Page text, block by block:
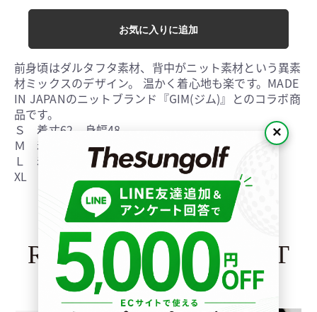
お気に入りに追加
前身頃はダルタフタ素材、背中がニット素材という異素
材ミックスのデザイン。 温かく着心地も楽です。MADE
IN JAPANのニットブランド『GIM(ジム)』とのコラボ商
品です。
Ｓ 着丈62 身幅48
Ｍ 着丈65 身幅51
Ｌ 着丈68 身幅54
XL 着丈71 身幅57
RECOMMENDED LIST
×